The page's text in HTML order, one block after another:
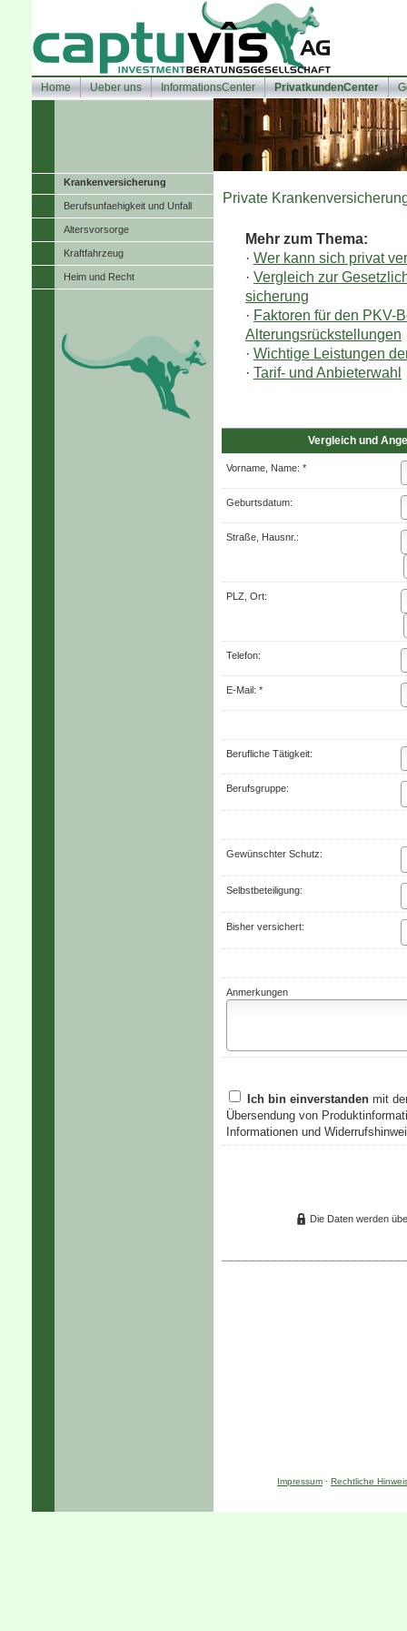
Home Ueber uns InformationsCenter PrivatkundenCenter
Kranken­ver­si­che­rung
Berufsunfaehigkeit und Unfall
Alters­vorsorge
Kraftfahrzeug
Heim und Recht
Private
Mehr zum Thema:
· Wer kann sich privat
· Vergleich zur
si­che­rung
· Faktoren für den PKV-
Alterungsrückstellungen
· Wichtige Leistungen
· Tarif- und Anbieterwahl
Vergleich und
Vorname, Name: *
Geburts­datum:
Straße, Hausnr.:
PLZ, Ort:
Telefon:
E-Mail: *
Berufliche Tätigkeit:
Berufsgruppe:
Gewünschter Schutz:
Selbstbeteiligung:
Bisher versichert:
Anmerkungen
Ich bin einverstanden mit
Übersendung von
Informationen und
Die Daten werden
Impressum · Rechtliche